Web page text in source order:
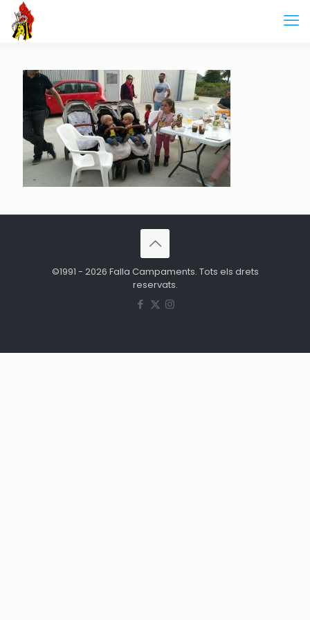
©1991 - 2026 Falla Campaments. Tots els drets
reservats.